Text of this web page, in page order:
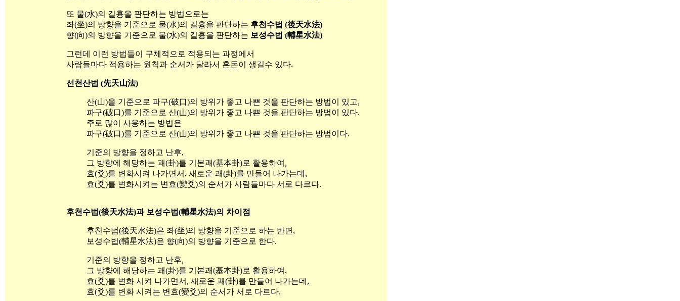
또 물(水)의 길흉을 판단하는 방법으로는
좌(坐)의 방향을 기준으로 물(水)의 길흉을 판단하는 후천수법 (後天水法)
향(向)의 방향을 기준으로 물(水)의 길흉을 판단하는 보성수법 (輔星水法)
그런데 이런 방법들이 구체적으로 적용되는 과정에서
사람들마다 적용하는 원칙과 순서가 달라서 혼돈이 생길수 있다.
선천산법 (先天山法)
산(山)을 기준으로 파구(破口)의 방위가 좋고 나쁜 것을 판단하는 방법이 있고,
파구(破口)를 기준으로 산(山)의 방위가 좋고 나쁜 것을 판단하는 방법이 있다.
주로 많이 사용하는 방법은
파구(破口)를 기준으로 산(山)의 방위가 좋고 나쁜 것을 판단하는 방법이다.
기준의 방향을 정하고 난후,
그 방향에 해당하는 괘(卦)를 기본괘(基本卦)로 활용하여,
효(爻)를 변화시켜 나가면서, 새로운 괘(卦)를 만들어 나가는데,
효(爻)를 변화시켜는 변효(變爻)의 순서가 사람들마다 서로 다르다.
후천수법(後天水法)과 보성수법(輔星水法)의 차이점
후천수법(後天水法)은 좌(坐)의 방향을 기준으로 하는 반면,
보성수법(輔星水法)은 향(向)의 방향을 기준으로 한다.
기준의 방향을 정하고 난후,
그 방향에 해당하는 괘(卦)를 기본괘(基本卦)로 활용하여,
효(爻)를 변화 시켜 나가면서, 새로운 괘(卦)를 만들어 나가는데,
효(爻)를 변화 시켜는 변효(變爻)의 순서가 서로 다르다.